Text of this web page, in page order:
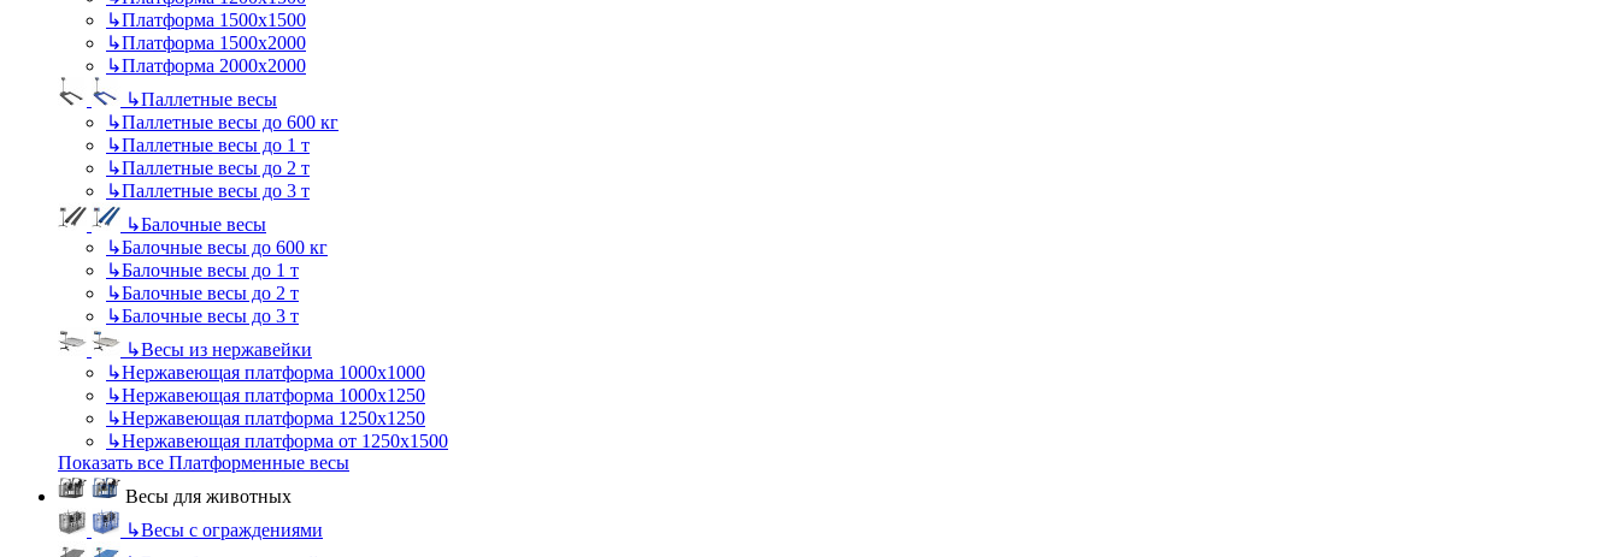
↳Платформа 1500х1500
↳Платформа 1500х2000
↳Платформа 2000х2000
↳Паллетные весы
↳Паллетные весы до 600 кг
↳Паллетные весы до 1 т
↳Паллетные весы до 2 т
↳Паллетные весы до 3 т
↳Балочные весы
↳Балочные весы до 600 кг
↳Балочные весы до 1 т
↳Балочные весы до 2 т
↳Балочные весы до 3 т
↳Весы из нержавейки
↳Нержавеющая платформа 1000х1000
↳Нержавеющая платформа 1000х1250
↳Нержавеющая платформа 1250х1250
↳Нержавеющая платформа от 1250х1500
Показать все Платформенные весы
Весы для животных
↳Весы с ограждениями